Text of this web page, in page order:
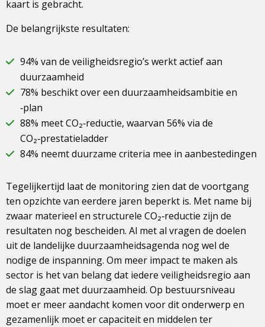
kaart is gebracht.
De belangrijkste resultaten:
94% van de veiligheidsregio’s werkt actief aan
duurzaamheid
78% beschikt over een duurzaamheidsambitie en
‑plan
88% meet CO₂‑reductie, waarvan 56% via de
CO₂‑prestatieladder
84% neemt duurzame criteria mee in aanbestedingen
Tegelijkertijd laat de monitoring zien dat de voortgang
ten opzichte van eerdere jaren beperkt is. Met name bij
zwaar materieel en structurele CO₂‑reductie zijn de
resultaten nog bescheiden. Al met al vragen de doelen
uit de landelijke duurzaamheidsagenda nog wel de
nodige de inspanning. Om meer impact te maken als
sector is het van belang dat iedere veiligheidsregio aan
de slag gaat met duurzaamheid. Op bestuursniveau
moet er meer aandacht komen voor dit onderwerp en
gezamenlijk moet er capaciteit en middelen ter